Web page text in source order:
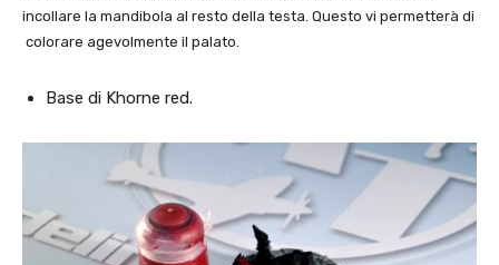
incollare la mandibola al resto della testa. Questo vi permetterà di
colorare agevolmente il palato.
Base di Khorne red.